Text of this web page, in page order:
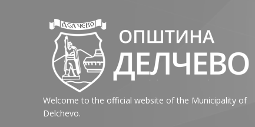
Welcome to the official website of the Municipality of
Delchevo.